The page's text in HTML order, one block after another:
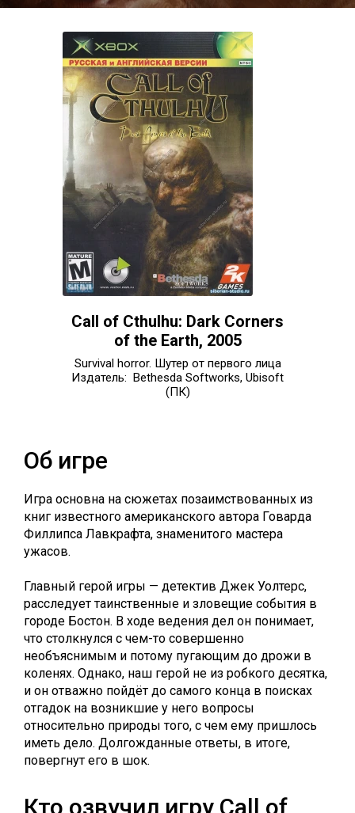
Call of Cthulhu: Dark Corners
of the Earth, 2005
Survival horror. Шутер от первого лица
Издатель: Bethesda Softworks, Ubisoft
(ПК)
Об игре
Игра основна на сюжетах позаимствованных из
книг известного американского автора Говарда
Филлипса Лавкрафта, знаменитого мастера
ужасов.
Главный герой игры — детектив Джек Уолтерс,
расследует таинственные и зловещие события в
городе Бостон. В ходе ведения дел он понимает,
что столкнулся с чем-то совершенно
необъяснимым и потому пугающим до дрожи в
коленях. Однако, наш герой не из робкого десятка,
и он отважно пойдёт до самого конца в поисках
отгадок на возникшие у него вопросы
относительно природы того, с чем ему пришлось
иметь дело. Долгожданные ответы, в итоге,
повергнут его в шок.
Кто озвучил игру Call of